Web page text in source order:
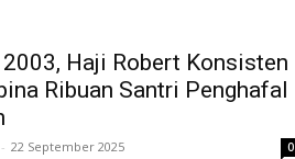
2003, Haji Robert Konsisten
Ribuan Santri Penghafal
- 22 September 2025 0